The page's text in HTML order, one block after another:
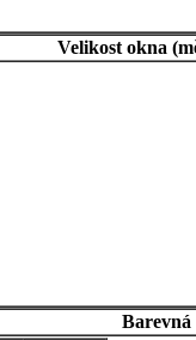
Velikost okna
Barevná